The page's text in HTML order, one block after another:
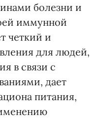
болезни и
иммунной
четкий и
для людей,
в связи с
дает
питания,